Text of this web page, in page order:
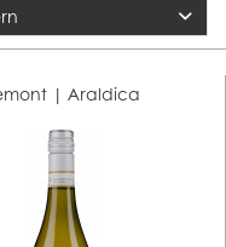
|Araldica